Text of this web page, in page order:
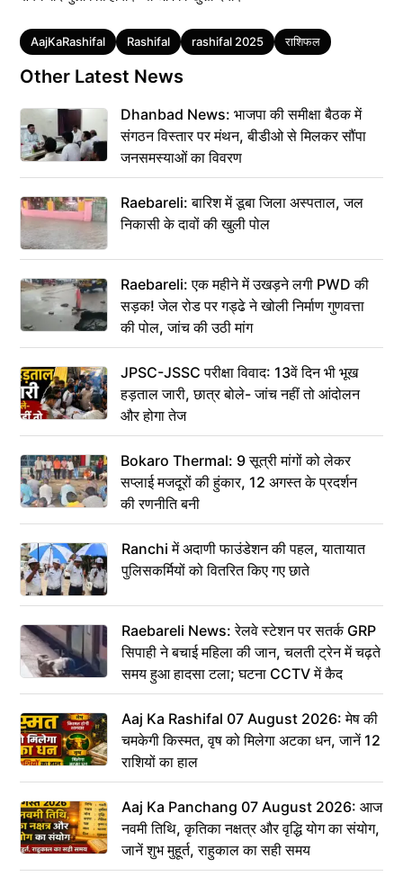
Tags
AajKaRashifal Rashifal rashifal 2025 राशिफल
Other Latest News
Dhanbad News: भाजपा की समीक्षा बैठक में
संगठन विस्तार पर मंथन, बीडीओ से मिलकर सौंपा
जनसमस्याओं का विवरण
Raebareli: बारिश में डूबा जिला अस्पताल, जल
निकासी के दावों की खुली पोल
Raebareli: एक महीने में उखड़ने लगी PWD की
सड़क! जेल रोड पर गड्ढे ने खोली निर्माण गुणवत्ता
की पोल, जांच की उठी मांग
JPSC-JSSC परीक्षा विवाद: 13वें दिन भी भूख
हड़ताल जारी, छात्र बोले- जांच नहीं तो आंदोलन
और होगा तेज
Bokaro Thermal: 9 सूत्री मांगों को लेकर
सप्लाई मजदूरों की हुंकार, 12 अगस्त के प्रदर्शन
की रणनीति बनी
Ranchi में अदाणी फाउंडेशन की पहल, यातायात
पुलिसकर्मियों को वितरित किए गए छाते
Raebareli News: रेलवे स्टेशन पर सतर्क GRP
सिपाही ने बचाई महिला की जान, चलती ट्रेन में चढ़ते
समय हुआ हादसा टला; घटना CCTV में कैद
Aaj Ka Rashifal 07 August 2026: मेष की
चमकेगी किस्मत, वृष को मिलेगा अटका धन, जानें 12
राशियों का हाल
Aaj Ka Panchang 07 August 2026: आज
नवमी तिथि, कृतिका नक्षत्र और वृद्धि योग का संयोग,
जानें शुभ मुहूर्त, राहुकाल का सही समय